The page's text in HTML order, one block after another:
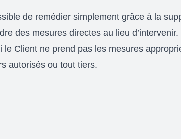
de remédier simplement grâce à la
des mesures directes au lieu
Client ne prend pas les mesures
autorisés ou tout tiers.